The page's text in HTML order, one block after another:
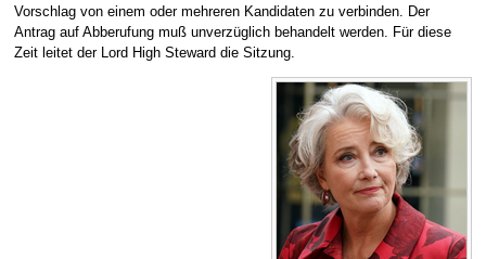
Vorschlag von einem oder mehreren Kandidaten zu verbinden. Der
Antrag auf Abberufung muß unverzüglich behandelt werden. Für diese
Zeit leitet der Lord High Steward die Sitzung.